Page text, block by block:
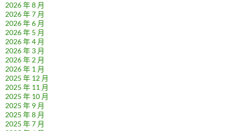
2026 年 8 月
2026 年 7 月
2026 年 6 月
2026 年 5 月
2026 年 4 月
2026 年 3 月
2026 年 2 月
2026 年 1 月
2025 年 12 月
2025 年 11 月
2025 年 10 月
2025 年 9 月
2025 年 8 月
2025 年 7 月